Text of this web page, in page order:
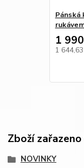
1
1
Zboží
NOVINKY